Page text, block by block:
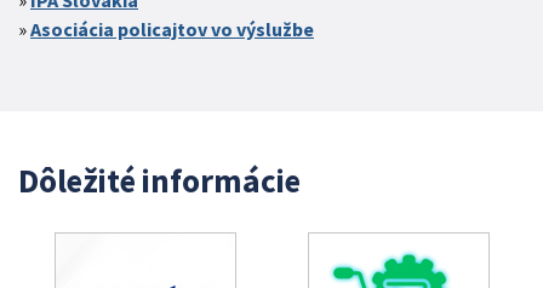
Asociácia policajtov vo výslužbe
Dôležité informácie